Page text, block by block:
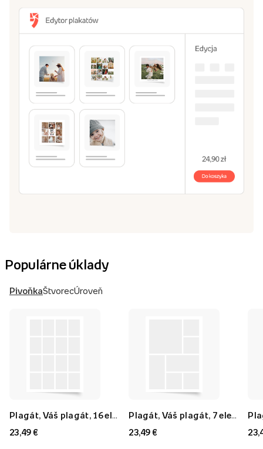
Populárne úklady
PivoňkaŠtvorecÚroveň
23,49 €
23,49 €